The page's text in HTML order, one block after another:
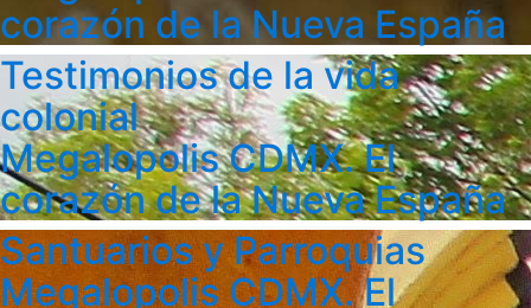
corazón de la Nueva España
Testimonios de la vida
colonial
Megalopolis CDMX. El
corazón de la Nueva España
Santuarios y Parroquias
Megalopolis CDMX. El